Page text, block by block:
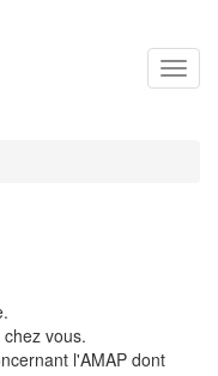
vous.
l'AMAP dont